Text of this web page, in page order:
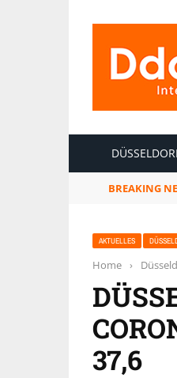
BREAKING
AKTUELLES
Home ›
37,6